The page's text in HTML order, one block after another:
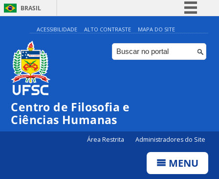
BRASIL
Simplifique!
Comunica BR
Participe
ACESSIBILIDADE ALTO CONTRASTE MAPA DO SITE
Centro de Filosofia e
Ciências Humanas
Área Restrita Administradores do Site
MENU